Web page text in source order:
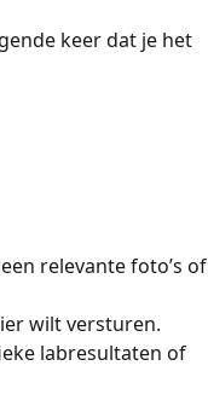
keer dat je het
relevante foto’s of
wilt versturen.
labresultaten of